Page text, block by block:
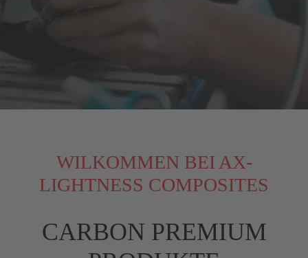
WILKOMMEN BEI AX-
LIGHTNESS COMPOSITES
CARBON PREMIUM